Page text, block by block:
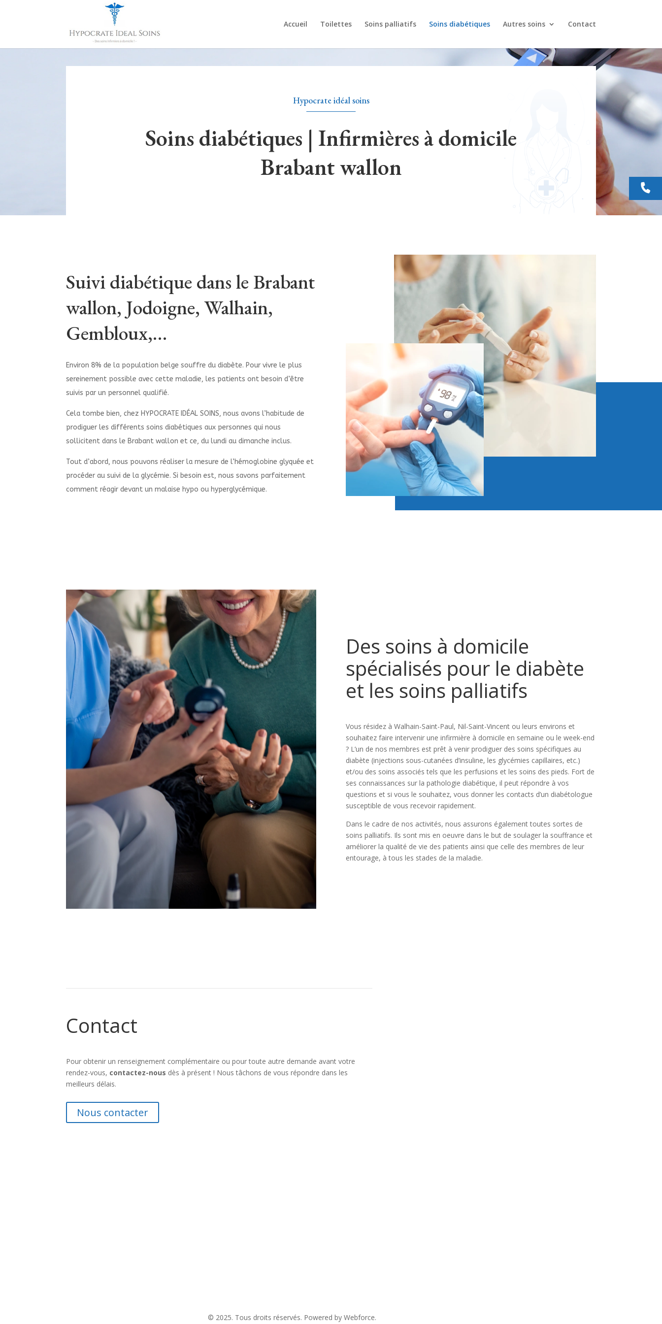
Accueil Toilettes Soins palliatifs Soins diabétiques Autres soins Contact
Hypocrate idéal soins
Soins diabétiques | Infirmières à domicile
Brabant wallon
Suivi diabétique dans le Brabant
wallon, Jodoigne, Walhain,
Gembloux,…
Environ 8% de la population belge souffre du diabète. Pour vivre le plus
sereinement possible avec cette maladie, les patients ont besoin d’être
suivis par un personnel qualifié.
Cela tombe bien, chez HYPOCRATE IDÉAL SOINS, nous avons l’habitude de
prodiguer les différents soins diabétiques aux personnes qui nous
sollicitent dans le Brabant wallon et ce, du lundi au dimanche inclus.
Tout d’abord, nous pouvons réaliser la mesure de l’hémoglobine glyquée et
procéder au suivi de la glycémie. Si besoin est, nous savons parfaitement
comment réagir devant un malaise hypo ou hyperglycémique.
Des soins à domicile
spécialisés pour le diabète
et les soins palliatifs
Vous résidez à Walhain-Saint-Paul, Nil-Saint-Vincent ou leurs environs et
souhaitez faire intervenir une infirmière à domicile en semaine ou le week-end
? L’un de nos membres est prêt à venir prodiguer des soins spécifiques au
diabète (injections sous-cutanées d’insuline, les glycémies capillaires, etc.)
et/ou des soins associés tels que les perfusions et les soins des pieds. Fort de
ses connaissances sur la pathologie diabétique, il peut répondre à vos
questions et si vous le souhaitez, vous donner les contacts d’un diabétologue
susceptible de vous recevoir rapidement.
Dans le cadre de nos activités, nous assurons également toutes sortes de
soins palliatifs. Ils sont mis en oeuvre dans le but de soulager la souffrance et
améliorer la qualité de vie des patients ainsi que celle des membres de leur
entourage, à tous les stades de la maladie.
Contact
Pour obtenir un renseignement complémentaire ou pour toute autre demande avant votre
rendez-vous, contactez-nous dès à présent ! Nous tâchons de vous répondre dans les
meilleurs délais.
Nous contacter
© 2025. Tous droits réservés. Powered by Webforce.